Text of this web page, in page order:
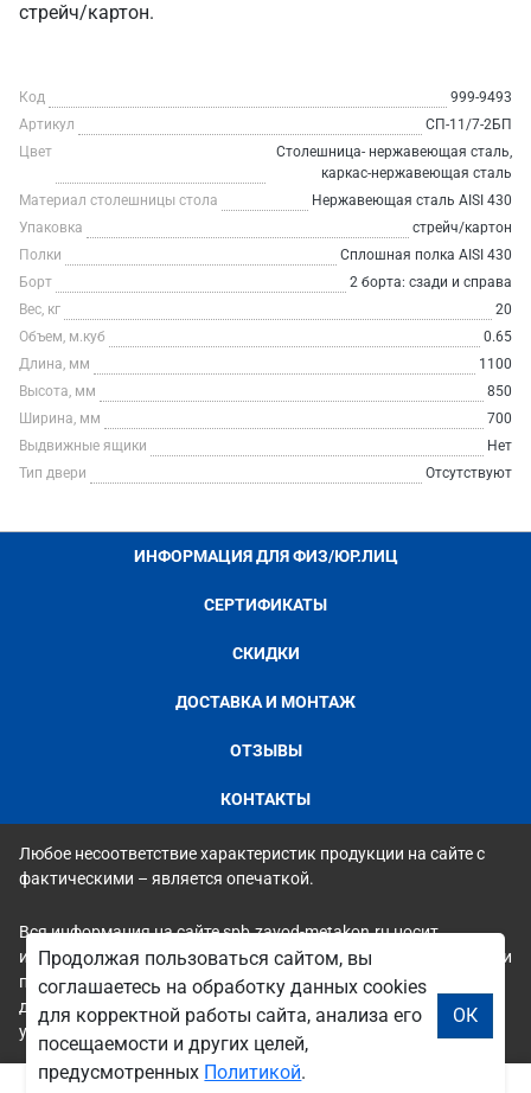
стрейч/картон.
Код
999-9493
Артикул
СП-11/7-2БП
Цвет
Столешница- нержавеющая сталь,
каркас-нержавеющая сталь
Материал столешницы стола
Нержавеющая сталь AISI 430
Упаковка
стрейч/картон
Полки
Сплошная полка AISI 430
Борт
2 борта: сзади и справа
Вес, кг
20
Объем, м.куб
0.65
Длина, мм
1100
Высота, мм
850
Ширина, мм
700
Выдвижные ящики
Нет
Тип двери
Отсутствуют
ИНФОРМАЦИЯ ДЛЯ ФИЗ/ЮР.ЛИЦ
СЕРТИФИКАТЫ
СКИДКИ
ДОСТАВКА И МОНТАЖ
ОТЗЫВЫ
КОНТАКТЫ
Любое несоответствие характеристик продукции на сайте с
фактическими – является опечаткой.
Вся информация на сайте spb.zavod-metakon.ru носит
исключительно ознакомительный и справочный характер и ни
при каких условиях не является публичной офертой. Всю
дополнительную информацию можно узнать по телефонам
указанным на сайте.
Продолжая пользоваться сайтом, вы
соглашаетесь на обработку данных cookies
для корректной работы сайта, анализа его
посещаемости и других целей,
предусмотренных Политикой.
ОК